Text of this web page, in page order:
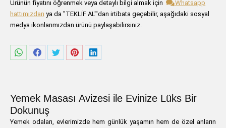
Lütfen aşağıdaki formu alanlarını doldurunuz.
Ürünün fiyatını öğrenmek veya detaylı bilgi almak için
Whatsapp
hattımızdan ya da "TEKLİF AL"'dan irtibata geçebilir, aşağıdaki sosyal
medya ikonlarımızdan ürünü paylaşabilirsiniz.
ShareShareShareShareShare
Yemek Masası Avizesi ile Evinize Lüks Bir
Dokunuş
Yemek odaları, evlerimizde hem günlük yaşamın hem de özel anların